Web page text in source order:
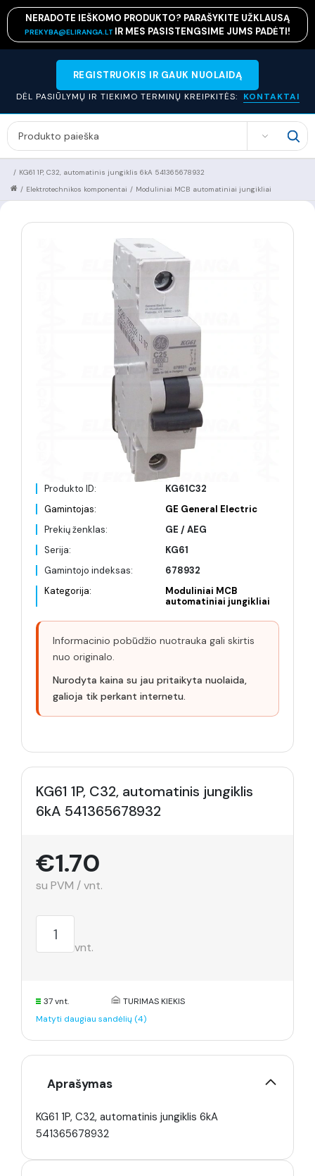
NERADOTE IEŠKOMO PRODUKTO? PARAŠYKITE UŽKLAUSĄ
PREKYBA@ELIRANGA.LT IR MES PASISTENGSIME JUMS PADĖTI!
REGISTRUOKIS IR GAUK NUOLAIDĄ
DĖL PASIŪLYMŲ IR TIEKIMO TERMINŲ KREIPKITĖS: KONTAKTAI
SEARCH
KG61 1P, C32, automatinis jungiklis 6kA 541365678932
/
Moduliniai MCB automatiniai jungikliai
/
Elektrotechnikos komponentai
/
Produkto ID:
KG61C32
Gamintojas:
GE General Electric
Prekių ženklas:
GE / AEG
Serija:
KG61
Gamintojo indeksas:
678932
Kategorija:
Moduliniai MCB
automatiniai jungikliai
Informacinio pobūdžio nuotrauka gali skirtis
nuo originalo.
Nurodyta kaina su jau pritaikyta nuolaida,
galioja tik perkant internetu.
KG61 1P, C32, automatinis jungiklis
6kA 541365678932
€1.70
su PVM / vnt.
vnt.
37 vnt.
TURIMAS KIEKIS
Matyti daugiau sandėlių (4)
Aprašymas
KG61 1P, C32, automatinis jungiklis 6kA
541365678932